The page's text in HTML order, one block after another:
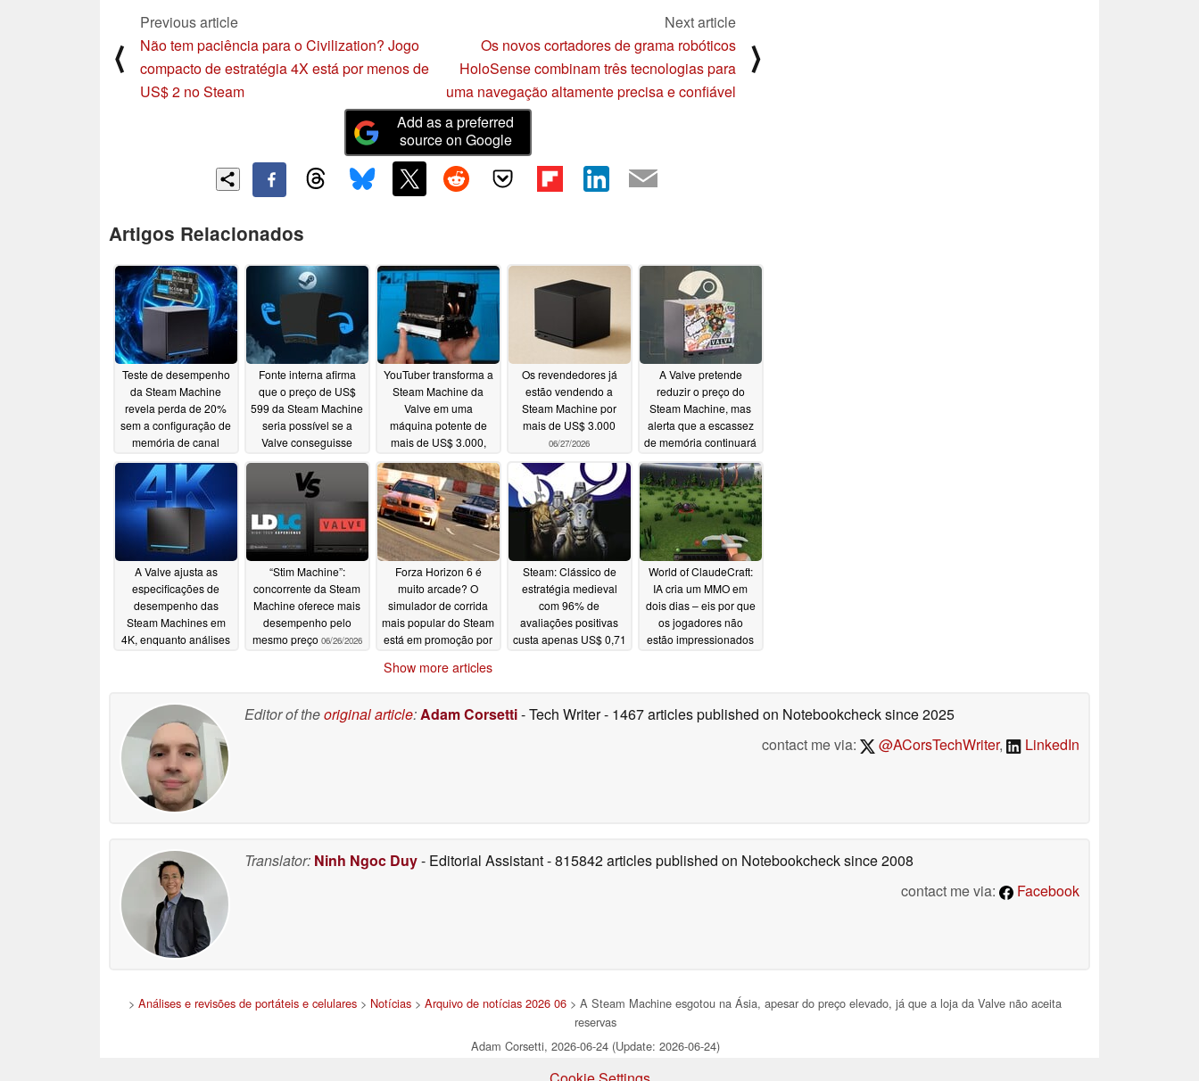
⟨
Previous article
Não tem paciência para o Civilization? Jogo
compacto de estratégia 4X está por menos de
US$ 2 no Steam
Next article
Os novos cortadores de grama robóticos
HoloSense combinam três tecnologias para
uma navegação altamente precisa e confiável
⟩
Add as a preferred
source on Google
Artigos Relacionados
Teste de desempenho
da Steam Machine
revela perda de 20%
sem a configuração de
memória de canal
07/01/2026
Fonte interna afirma
que o preço de US$
599 da Steam Machine
seria possível se a
Valve conseguisse
de memória06/28/2026
YouTuber transforma a
Steam Machine da
Valve em uma
máquina potente de
mais de US$ 3.000,
SSD de 4 TB06/27/2026
Os revendedores já
estão vendendo a
Steam Machine por
mais de US$ 3.000
06/27/2026
A Valve pretende
reduzir o preço do
Steam Machine, mas
alerta que a escassez
de memória continuará
06/27/2026
A Valve ajusta as
especificações de
desempenho das
Steam Machines em
4K, enquanto análises
“Stim Machine”:
concorrente da Steam
Machine oferece mais
desempenho pelo
mesmo preço 06/26/2026
Forza Horizon 6 é
muito arcade? O
simulador de corrida
mais popular do Steam
está em promoção por
06/24/2026
Steam: Clássico de
estratégia medieval
com 96% de
avaliações positivas
custa apenas US$ 0,71
World of ClaudeCraft:
IA cria um MMO em
dois dias – eis por que
os jogadores não
estão impressionados
Show more articles
Editor of theoriginal article:Adam Corsetti- Tech Writer- 1467 articles published on Notebookchecksince 2025
contact me via:
@ACorsTechWriter, LinkedIn
Translator: Ninh Ngoc Duy- Editorial Assistant- 815842 articles published on Notebookchecksince 2008
contact me via:
Facebook
> Análises e revisões de portáteis e celulares > Notícias > Arquivo de notícias 2026 06 > A Steam Machine esgotou na Ásia, apesar do preço elevado, já que a loja da Valve não aceita
reservas
Adam Corsetti, 2026-06-24 (Update: 2026-06-24)